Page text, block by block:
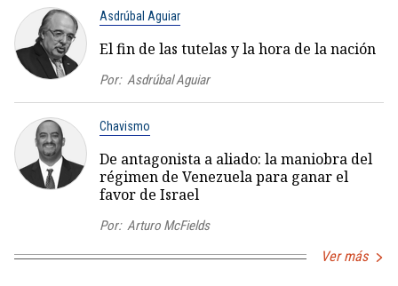
Asdrúbal Aguiar
El fin de las tutelas y la hora de la nación
Por: Asdrúbal Aguiar
Chavismo
De antagonista a aliado: la maniobra del
régimen de Venezuela para ganar el
favor de Israel
Por: Arturo McFields
Ver más